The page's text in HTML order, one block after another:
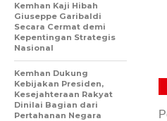
Kemhan Kaji Hibah
Giuseppe Garibaldi
Secara Cermat demi
Kepentingan Strategis
Nasional
Kemhan Dukung
Kebijakan Presiden,
Kesejahteraan Rakyat
Dinilai Bagian dari
Pertahanan Negara